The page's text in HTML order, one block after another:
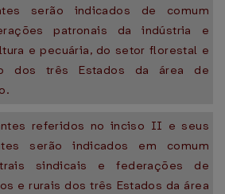
serão indicados de comum
patronais da indústria e
e pecuária, do setor florestal e
dos três Estados da área de
referidos no inciso II e seus
serão indicados em comum
sindicais e federações de
e rurais dos três Estados da área